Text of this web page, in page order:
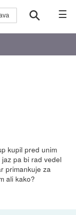
☰
kupil pred unim
pa bi rad vedel
primankuje za
ali kako?